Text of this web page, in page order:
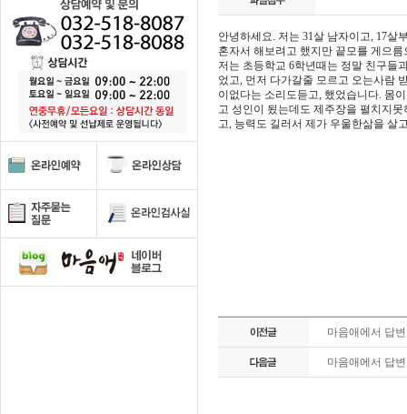
안녕하세요. 저는 31살 남자이고, 17살
혼자서 해보려고 했지만 끝모를 게으
저는 초등학교 6학년때는 정말 친구들
었고, 먼저 다가갈줄 모르고 오는사람
이없다는 소리도듣고, 했었습니다. 몸
고 성인이 됬는데도 제주장을 펼치지
고, 능력도 길러서 제가 우울한삶을 살
마음애에서 답
마음애에서 답